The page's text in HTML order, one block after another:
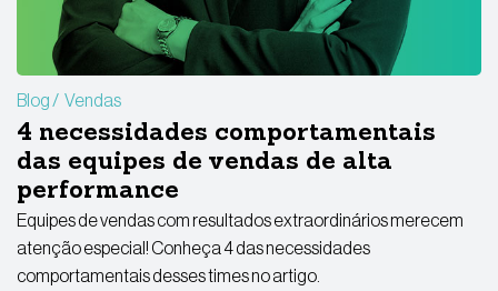
Blog Vendas
4 necessidades comportamentais
das equipes de vendas de alta
performance
Equipes de vendas com resultados extraordinários merecem
atenção especial! Conheça 4 das necessidades
comportamentais desses times no artigo.